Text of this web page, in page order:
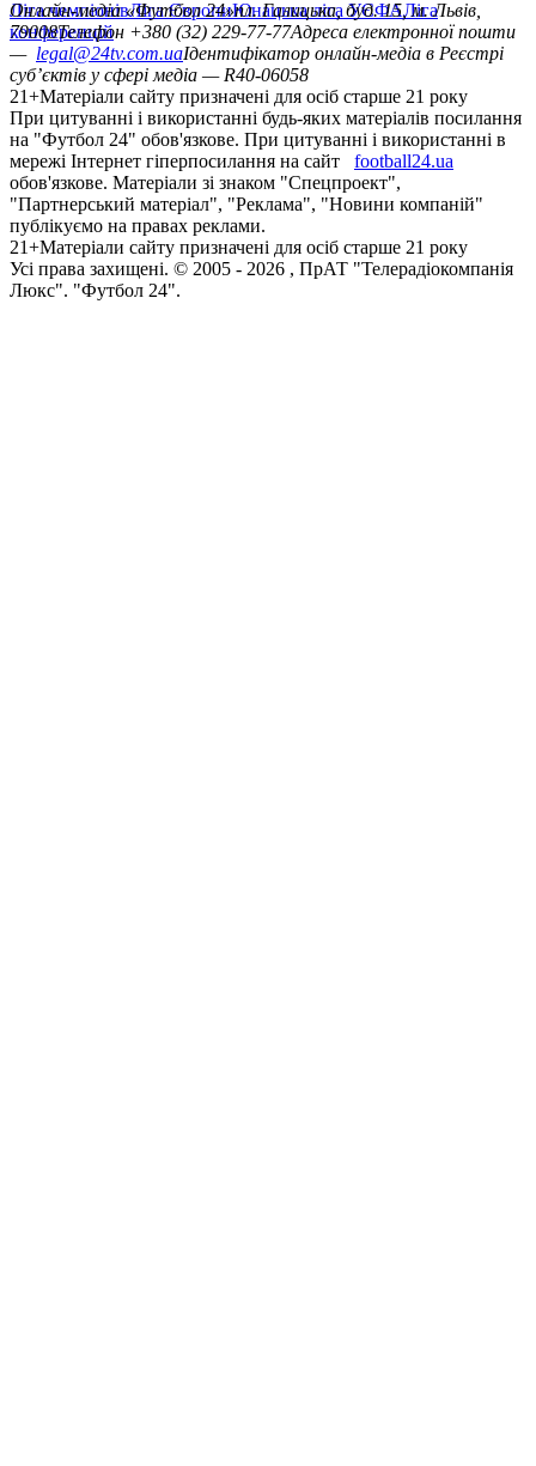
Ліга чемпіонівЛіга ЄвропиЮнацька ліга УЄФАЛіга
конференцій
Онлайн-медіа «Футбол 24»пл. Галицька, буд. 15, м. Львів,
79008Телефон +380 (32) 229-77-77Адреса електронної пошти
— legal@24tv.com.uaІдентифікатор онлайн-медіа в Реєстрі
суб’єктів у сфері медіа — R40-06058
21+Матеріали сайту призначені для осіб старше 21 року
При цитуванні і використанні будь-яких матеріалів посилання
на "Футбол 24" обов'язкове. При цитуванні і використанні в
мережі Інтернет гіперпосилання на сайт
football24.ua
обов'язкове. Матеріали зі знаком "Спецпроект",
"Партнерський матеріал", "Реклама", "Новини компаній"
публікуємо на правах реклами.
21+Матеріали сайту призначені для осіб старше 21 року
Усi права захищенi. © 2005 - 2026 , ПрАТ "Телерадіокомпанія
Люкс". "Футбол 24".